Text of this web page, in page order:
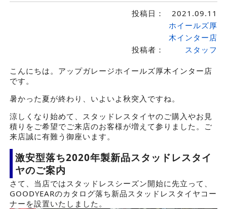
投稿日： 2021.09.11
投稿者：
ホイールズ厚
木インター店
スタッフ
こんにちは。アップガレージホイールズ厚木インター店
です。
暑かった夏が終わり、いよいよ秋突入ですね。
涼しくなり始めて、スタッドレスタイヤのご購入やお見
積りをご希望でご来店のお客様が増えて参りました。ご
来店誠に有難う御座います。
激安型落ち2020年製新品スタッドレスタイ
ヤのご案内
さて、当店ではスタッドレスシーズン開始に先立って、
GOODYEARのカタログ落ち新品スタッドレスタイヤコー
ナーを設置いたしました。